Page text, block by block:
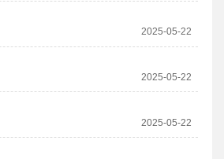
2025-05-22
2025-05-22
2025-05-22